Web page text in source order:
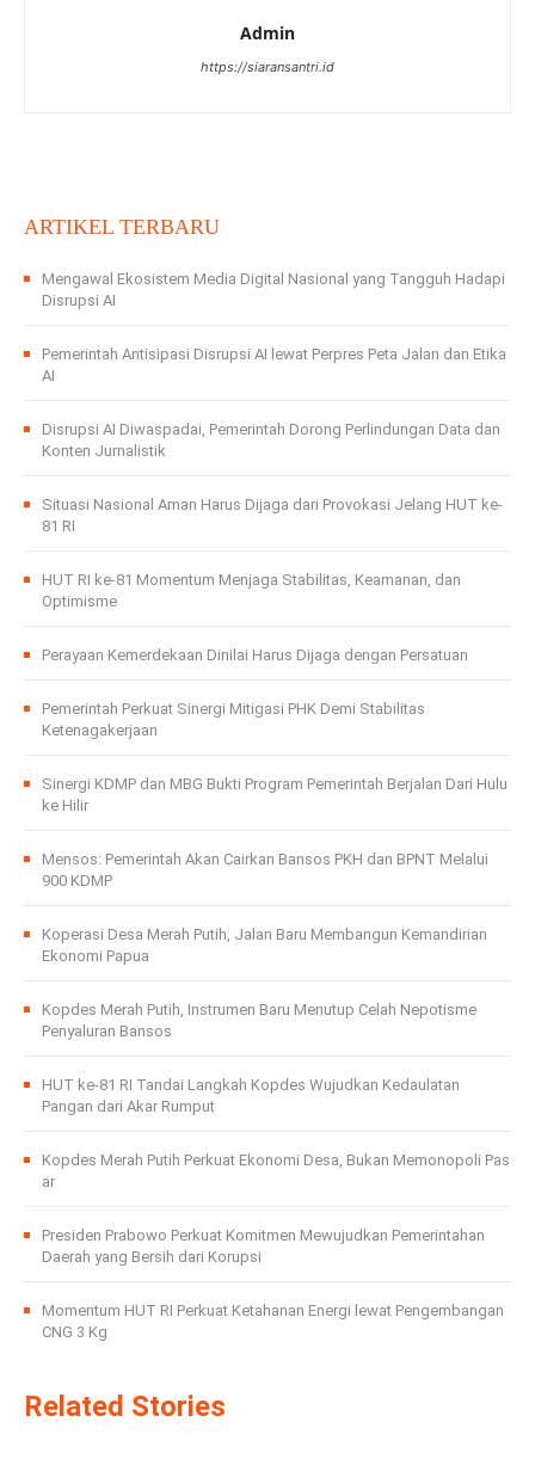
Admin
https://siaransantri.id
ARTIKEL TERBARU
Mengawal Ekosistem Media Digital Nasional yang Tangguh Hadapi
Disrupsi AI
Pemerintah Antisipasi Disrupsi AI lewat Perpres Peta Jalan dan Etika
AI
Disrupsi AI Diwaspadai, Pemerintah Dorong Perlindungan Data dan
Konten Jurnalistik
Situasi Nasional Aman Harus Dijaga dari Provokasi Jelang HUT ke-
81 RI
HUT RI ke-81 Momentum Menjaga Stabilitas, Keamanan, dan
Optimisme
Perayaan Kemerdekaan Dinilai Harus Dijaga dengan Persatuan
Pemerintah Perkuat Sinergi Mitigasi PHK Demi Stabilitas
Ketenagakerjaan
Sinergi KDMP dan MBG Bukti Program Pemerintah Berjalan Dari Hulu
ke Hilir
Mensos: Pemerintah Akan Cairkan Bansos PKH dan BPNT Melalui
900 KDMP
Koperasi Desa Merah Putih, Jalan Baru Membangun Kemandirian
Ekonomi Papua
Kopdes Merah Putih, Instrumen Baru Menutup Celah Nepotisme
Penyaluran Bansos
HUT ke-81 RI Tandai Langkah Kopdes Wujudkan Kedaulatan
Pangan dari Akar Rumput
Kopdes Merah Putih Perkuat Ekonomi Desa, Bukan Memonopoli Pas
ar
Presiden Prabowo Perkuat Komitmen Mewujudkan Pemerintahan
Daerah yang Bersih dari Korupsi
Momentum HUT RI Perkuat Ketahanan Energi lewat Pengembangan
CNG 3 Kg
Related Stories